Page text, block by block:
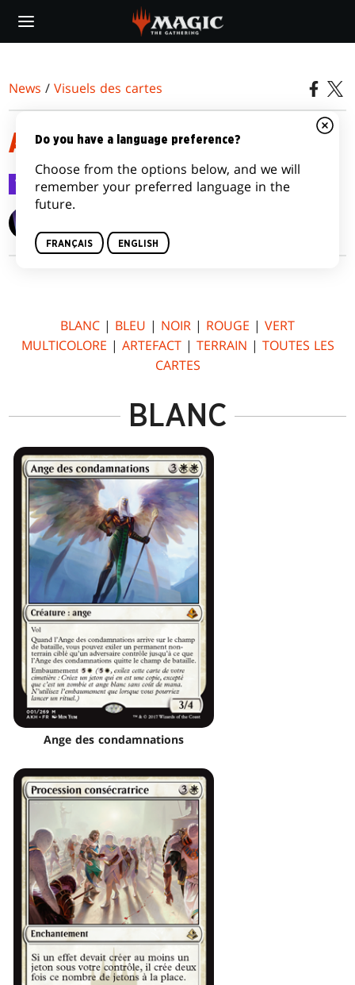
main
News /Visuels des cartes
AMONKHET
Visuels des cartes 14 avr. 2017
BLANC | BLEU | NOIR | ROUGE | VERT
MULTICOLORE | ARTEFACT| TERRAIN | TOUTES LES
CARTES
BLANC
Ange des condamnations
Do you have a language preference?
Choose from the options below, and we will
remember your preferred language in the
future.
FRANÇAIS ENGLISH